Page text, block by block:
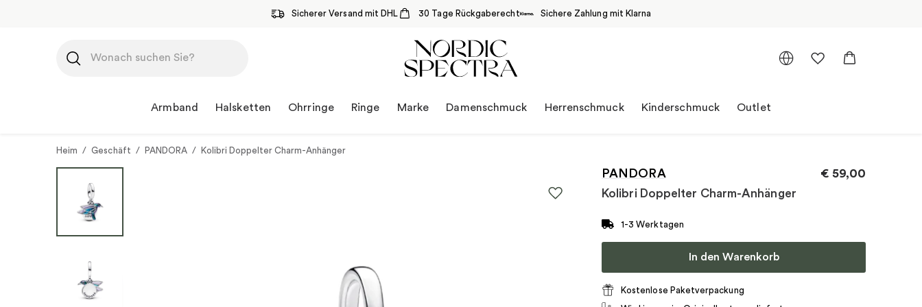
Sicherer Versand mit DHL 30 Tage Rückgaberecht Sichere Zahlung mit Klarna
Inhalt
springen
Armband Halsketten Ohrringe Ringe Marke Damenschmuck Herrenschmuck Kinderschmuck Outlet
Heim / Geschäft / PANDORA / Kolibri Doppelter Charm-Anhänger
PANDORA
Kolibri Doppelter Charm-Anhänger
€ 59,00
1-3 Werktagen
In den Warenkorb
Kostenlose Paketverpackung